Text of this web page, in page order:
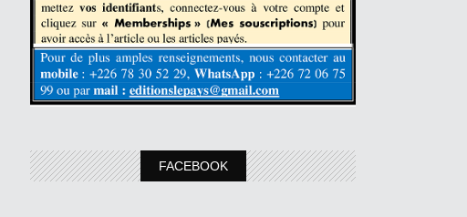
FACEBOOK